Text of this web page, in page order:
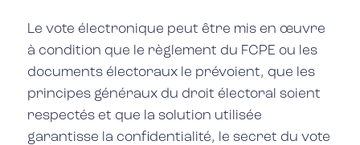
Le vote électronique peut être mis en œuvre
à condition que le règlement du FCPE ou les
documents électoraux le prévoient, que les
principes généraux du droit électoral soient
respectés et que la solution utilisée
garantisse la confidentialité, le secret du vote